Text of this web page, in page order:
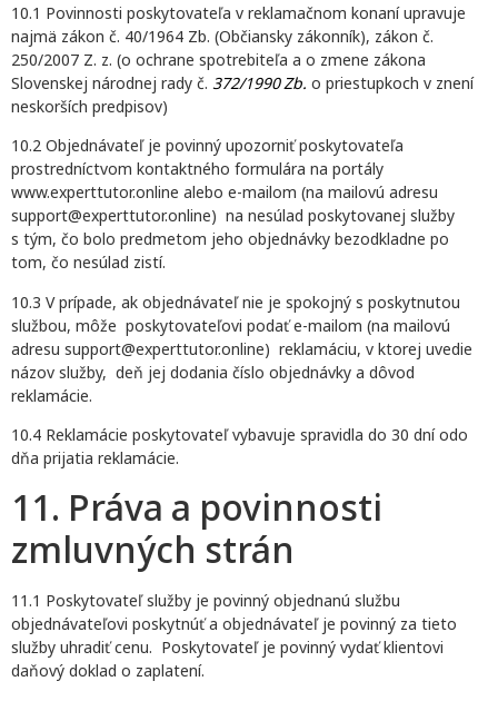
10.1 Povinnosti poskytovateľa v reklamačnom konaní upravuje
najmä zákon č. 40/1964 Zb. (Občiansky zákonník), zákon č.
250/2007 Z. z. (o ochrane spotrebiteľa a o zmene zákona
Slovenskej národnej rady č. 372/1990 Zb. o priestupkoch v znení
neskorších predpisov)
10.2 Objednávateľ je povinný upozorniť poskytovateľa
prostredníctvom kontaktného formulára na portály
www.experttutor.online alebo e-mailom (na mailovú adresu
support@experttutor.online) na nesúlad poskytovanej služby
s tým, čo bolo predmetom jeho objednávky bezodkladne po
tom, čo nesúlad zistí.
10.3 V prípade, ak objednávateľ nie je spokojný s poskytnutou
službou, môže poskytovateľovi podať e-mailom (na mailovú
adresu support@experttutor.online) reklamáciu, v ktorej uvedie
názov služby, deň jej dodania číslo objednávky a dôvod
reklamácie.
10.4 Reklamácie poskytovateľ vybavuje spravidla do 30 dní odo
dňa prijatia reklamácie.
11. Práva a povinnosti
zmluvných strán
11.1 Poskytovateľ služby je povinný objednanú službu
objednávateľovi poskytnúť a objednávateľ je povinný za tieto
služby uhradiť cenu. Poskytovateľ je povinný vydať klientovi
daňový doklad o zaplatení.